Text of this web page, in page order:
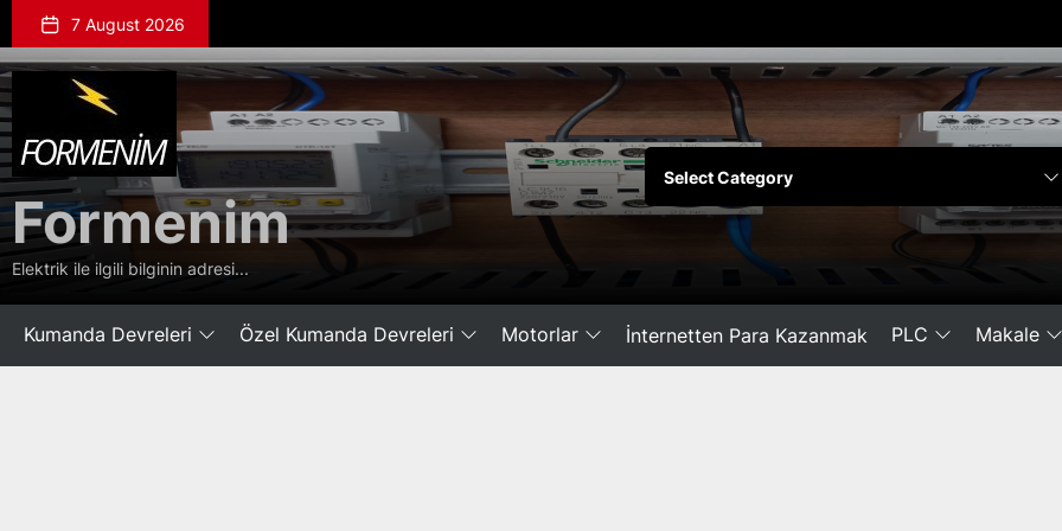
to
the
content
7 August 2026
Formenim
Formenim
Elektrik ile ilgili bilginin adresi...
Kumanda Devreleri Özel Kumanda Devreleri Motorlar İnternetten Para Kazanmak PLC Makale